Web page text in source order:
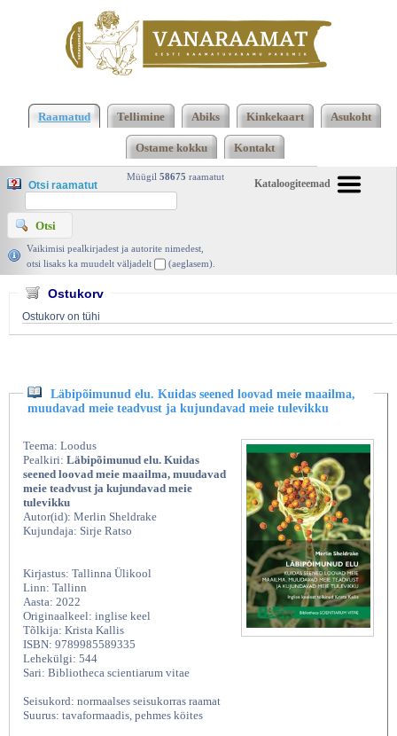
Läbipõimunud elu. Kuidas seened loovad meie
maailma, muudavad meie teadvust ja kujundavad
meie tulevikku, Merlin Sheldrake, Tallinna Ülikool
2022 | vanaraamat. ee
Raamatud Tellimine Abiks Kinkekaart Asukoht
Ostame kokku Kontakt
Kataloogiteemad
Müügil 58675 raamatut
Otsi raamatut
Vaikimisi pealkirjadest ja autorite nimedest,
otsi lisaks ka muudelt väljadelt
(aeglasem).
Ostukorv
Ostukorv on tühi
Läbipõimunud elu. Kuidas seened loovad meie maailma,
muudavad meie teadvust ja kujundavad meie tulevikku
Teema: Loodus
Pealkiri: Läbipõimunud elu. Kuidas
seened loovad meie maailma, muudavad
meie teadvust ja kujundavad meie
tulevikku
Autor(id): Merlin Sheldrake
Kujundaja: Sirje Ratso
Kirjastus: Tallinna Ülikool
Linn: Tallinn
Aasta: 2022
Originaalkeel: inglise keel
Tõlkija: Krista Kallis
ISBN: 9789985589335
Lehekülgi: 544
Sari: Bibliotheca scientiarum vitae
Seisukord: normaalses seisukorras raamat
Suurus: tavaformaadis, pehmes köites